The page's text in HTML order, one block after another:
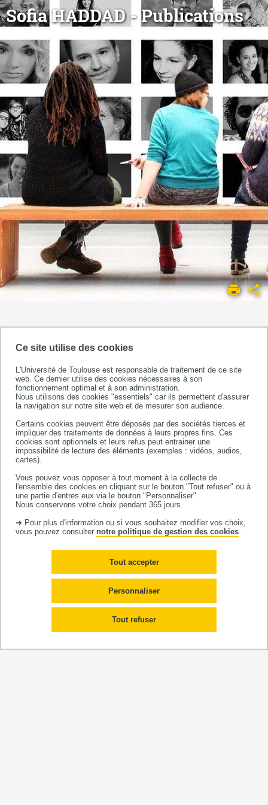
Ce site utilise des cookies
L'Université de Toulouse est responsable de traitement de ce site
web. Ce dernier utilise des cookies nécessaires à son
fonctionnement optimal et à son administration.
Nous utilisons des cookies "essentiels" car ils permettent d'assurer
la navigation sur notre site web et de mesurer son audience.
Certains cookies peuvent être déposés par des sociétés tierces et
impliquer des traitements de données à leurs propres fins. Ces
cookies sont optionnels et leurs refus peut entrainer une
impossibilité de lecture des éléments (exemples : vidéos, audios,
cartes).
Vous pouvez vous opposer à tout moment à la collecte de
l'ensemble des cookies en cliquant sur le bouton "Tout refuser" ou à
une partie d'entres eux via le bouton "Personnaliser".
Nous conservons votre choix pendant 365 jours.
➜ Pour plus d'information ou si vous souhaitez modifier vos choix,
vous pouvez consulter notre politique de gestion des cookies
Tout accepter
Tout refuser
Personnaliser
Sofia HADDAD - Publications
ACCUEIL
LES
ÉQUIPES DE
EQUIPE
EQUITY -
ineQualities,
lifecoUrse
epidemiology,
cancer and chronIc diseases,
intervenTions, methodologY
Equipe constitutivedu CERPOP,
Université Toulouse III Paul Sabatier
Sofia HADDAD•doctorante
2022
Pas de publications